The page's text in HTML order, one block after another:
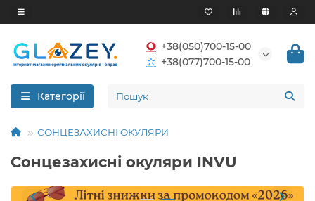
+38(050)700-15-00
+38(077)700-15-00
Категорії
СОНЦЕЗАХИСНІ ОКУЛЯРИ
Сонцезахисні окуляри INVU